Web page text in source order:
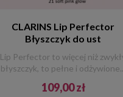
CLARINS Lip Perfector
Błyszczyk do ust
Lip Perfector to więcej niż
błyszczyk, to pełne i
109,00 zł